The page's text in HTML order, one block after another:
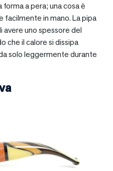
a pera; una cosa è
facilmente in mano. La pipa
avere uno spessore del
che il calore si dissipa
solo leggermente durante